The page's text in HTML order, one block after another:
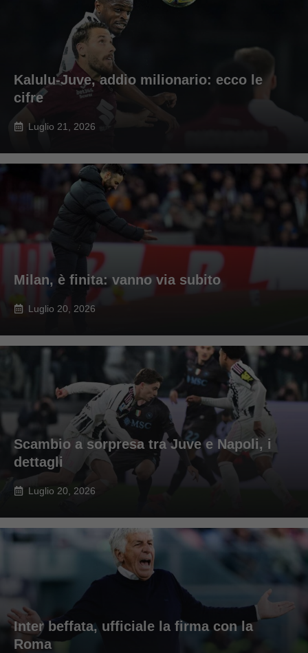
Kalulu-Juve, addio milionario: ecco le
cifre
Luglio 21, 2026
Milan, è finita: vanno via subito
Luglio 20, 2026
Scambio a sorpresa tra Juve e Napoli, i
dettagli
Luglio 20, 2026
Inter beffata, ufficiale la firma con la
Roma